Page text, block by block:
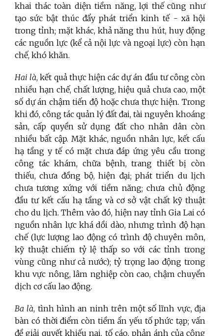
khai thác toàn diện tiềm năng, lợi thế cũng như
tạo sức bật thúc đẩy phát triển kinh tế - xã hội
trong tỉnh; mặt khác, khả năng thu hút, huy động
các nguồn lực (kể cả nội lực và ngoại lực) còn hạn
chế, khó khăn.
Hai là, kết quả thực hiện các dự án đầu tư công còn
nhiều hạn chế, chất lượng, hiệu quả chưa cao, một
số dự án chậm tiến độ hoặc chưa thực hiện. Trong
khi đó, công tác quản lý đất đai, tài nguyên khoáng
sản, cấp quyền sử dụng đất cho nhân dân còn
nhiều bất cập. Mặt khác, nguồn nhân lực, kết cấu
hạ tầng y tế có mặt chưa đáp ứng yêu cầu trong
công tác khám, chữa bệnh, trang thiết bị còn
thiếu, chưa đồng bộ, hiện đại; phát triển du lịch
chưa tương xứng với tiềm năng; chưa chủ động
đầu tư kết cấu hạ tầng và cơ sở vật chất kỹ thuật
cho du lịch. Thêm vào đó, hiện nay tỉnh Gia Lai có
nguồn nhân lực khá dồi dào, nhưng trình độ hạn
chế (lực lượng lao động có trình độ chuyên môn,
kỹ thuật chiếm tỷ lệ thấp so với các tỉnh trong
vùng cũng như cả nước); tỷ trọng lao động trong
khu vực nông, lâm nghiệp còn cao, chậm chuyển
dịch cơ cấu lao động.
Ba là, tình hình an ninh trên một số lĩnh vực, địa
bàn có thời điểm còn tiềm ẩn yếu tố phức tạp; vấn
đề giải quyết khiếu nại, tố cáo, phản ánh của công